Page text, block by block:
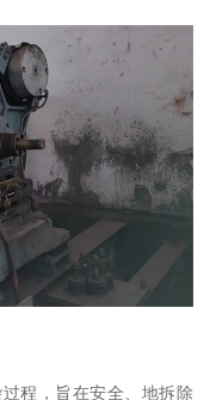
程，旨在安全、地拆除